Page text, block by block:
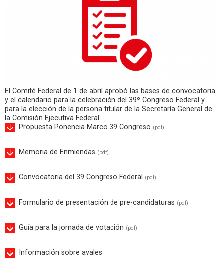
El Comité Federal de 1 de abril aprobó las bases de convocatoria
y el calendario para la celebración del 39º Congreso Federal y
para la elección de la persona titular de la Secretaría General de
la Comisión Ejecutiva Federal.
Propuesta Ponencia Marco 39 Congreso (pdf)
Memoria de Enmiendas (pdf)
Convocatoria del 39 Congreso Federal (pdf)
Formulario de presentación de pre-candidaturas (pdf)
Guía para la jornada de votación (pdf)
Información sobre avales